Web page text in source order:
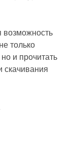
возможность
только
и прочитать
скачивания